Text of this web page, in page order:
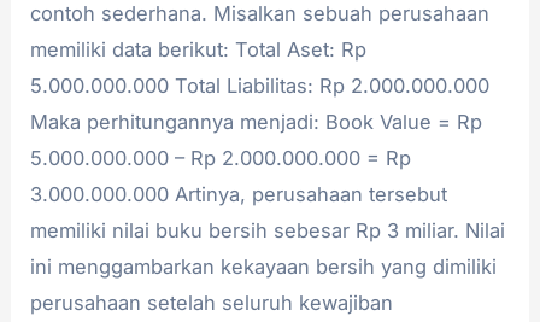
contoh sederhana. Misalkan sebuah perusahaan
memiliki data berikut: Total Aset: Rp
5.000.000.000 Total Liabilitas: Rp 2.000.000.000
Maka perhitungannya menjadi: Book Value = Rp
5.000.000.000 – Rp 2.000.000.000 = Rp
3.000.000.000 Artinya, perusahaan tersebut
memiliki nilai buku bersih sebesar Rp 3 miliar. Nilai
ini menggambarkan kekayaan bersih yang dimiliki
perusahaan setelah seluruh kewajiban